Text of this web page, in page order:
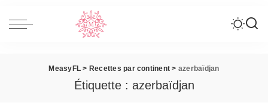
MeasyFL > Recettes par continent > azerbaïdjan
Étiquette : azerbaïdjan